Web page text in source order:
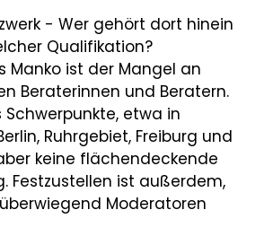
- Wer gehört dort hinein
Qualifikation?
Manko ist der Mangel an
Beraterinnen und Beratern.
Schwerpunkte, etwa in
Ruhrgebiet, Freiburg und
keine flächendeckende
Festzustellen ist außerdem,
Moderatoren